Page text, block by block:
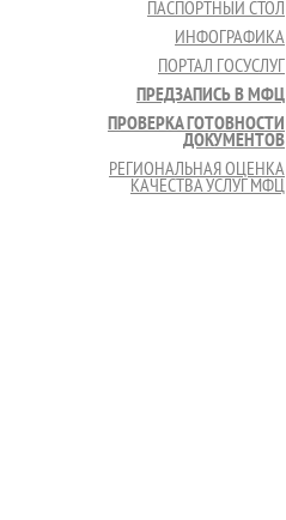
ПАСПОРТНЫЙ СТОЛ
ИНФОГРАФИКА
ПОРТАЛ ГОСУСЛУГ
ПРЕДЗАПИСЬ В МФЦ
ПРОВЕРКА ГОТОВНОСТИ
ДОКУМЕНТОВ
РЕГИОНАЛЬНАЯ ОЦЕНКА
КАЧЕСТВА УСЛУГ МФЦ